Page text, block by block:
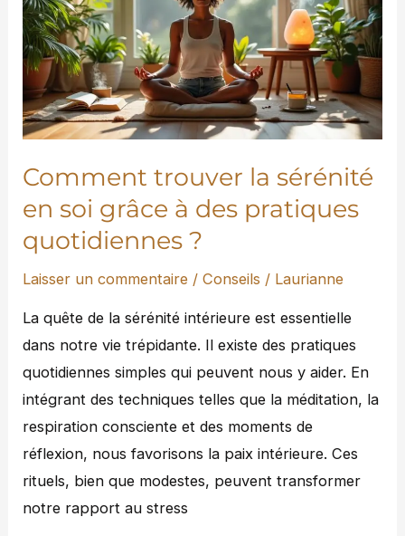
Comment trouver la sérénité
en soi grâce à des pratiques
quotidiennes ?
Laisser un commentaire /Conseils / Laurianne
La quête de la sérénité intérieure est essentielle
dans notre vie trépidante. Il existe des pratiques
quotidiennes simples qui peuvent nous y aider. En
intégrant des techniques telles que la méditation, la
respiration consciente et des moments de
réflexion, nous favorisons la paix intérieure. Ces
rituels, bien que modestes, peuvent transformer
notre rapport au stress
sérénité
en
soi
grâce
à
pratiques
quotidiennes
?